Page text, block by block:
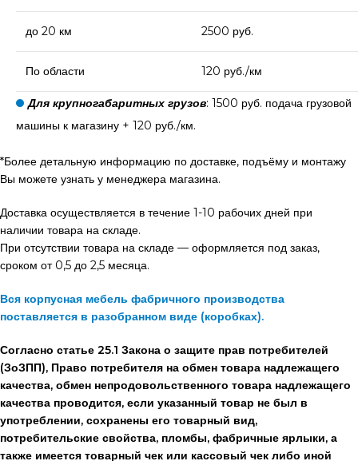
до 20 км 2500 руб.
По области 120 руб./км
Для крупногабаритных грузов: 1500 руб. подача грузовой
машины к магазину + 120 руб./км.
*Более детальную информацию по доставке, подъёму и монтажу
Вы можете узнать у менеджера магазина.
Доставка осуществляется в течение 1-10 рабочих дней при
наличии товара на складе.
При отсутствии товара на складе — оформляется под заказ,
сроком от 0,5 до 2,5 месяца.
Вся корпусная мебель фабричного производства
поставляется в разобранном виде (коробках).
Согласно статье 25.1 Закона о защите прав потребителей
(ЗоЗПП), Право потребителя на обмен товара надлежащего
качества, обмен непродовольственного товара надлежащего
качества проводится, если указанный товар не был в
употреблении, сохранены его товарный вид,
потребительские свойства, пломбы, фабричные ярлыки, а
также имеется товарный чек или кассовый чек либо иной